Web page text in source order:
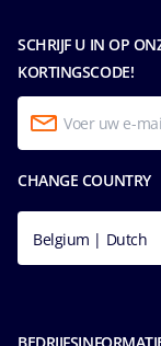
SCHRIJF U IN OP
KORTINGSCODE!
CHANGE COUNTRY
Belgium | Dutch